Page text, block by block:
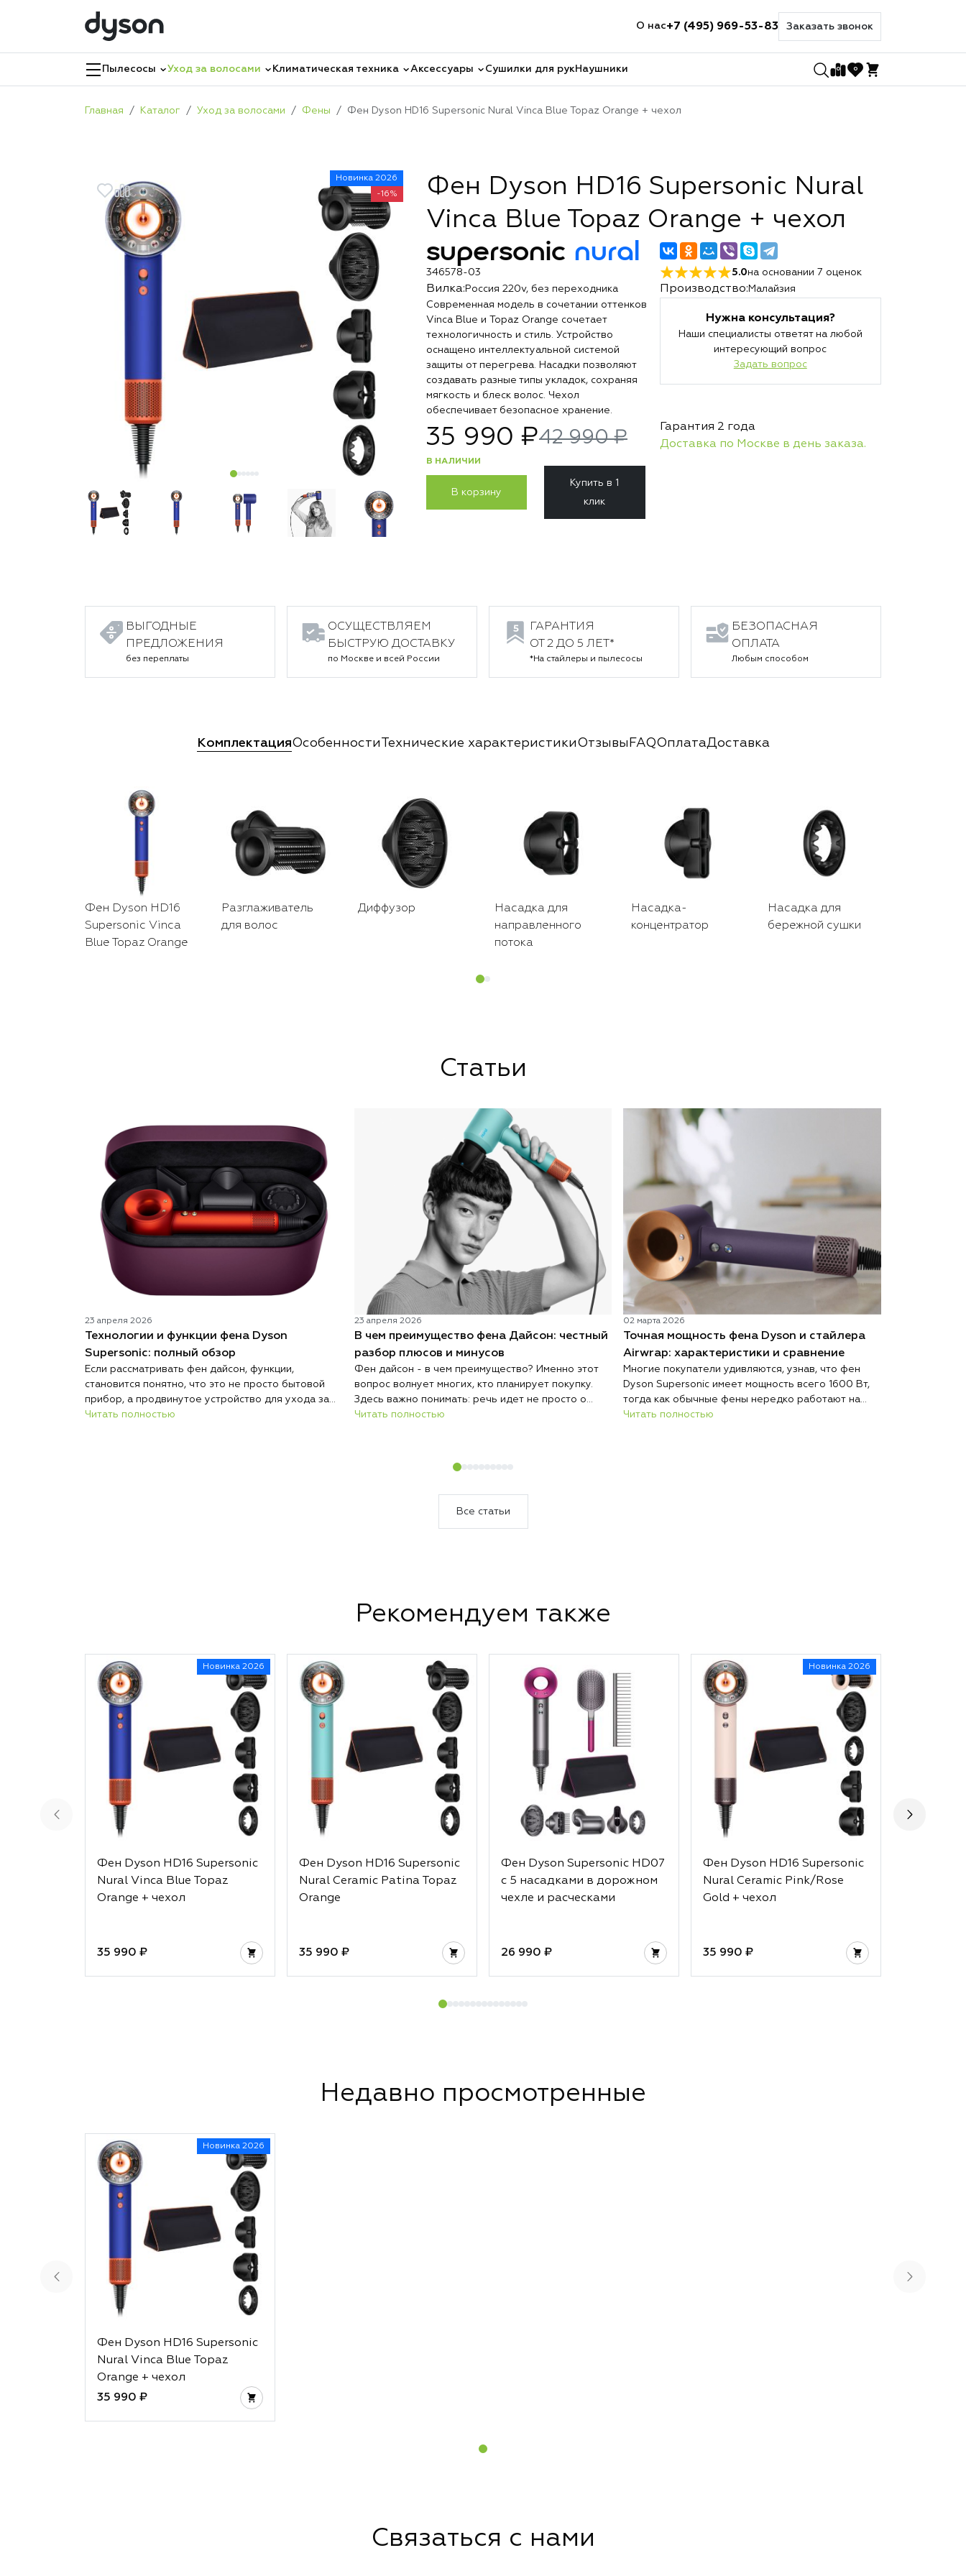
О нас+7 (495) 969-53-83 Заказать звонок
Пылесосы Уход за волосами Климатическая техника Аксессуары Сушилки для рукНаушники 0 0
Главная Каталог Уход за волосами Фены Фен Dyson HD16 Supersonic Nural Vinca Blue Topaz Orange + чехол
Новинка 2026
-16%
Фен Dyson HD16 Supersonic Nural
Vinca Blue Topaz Orange + чехол
supersonic nural
346578-03 5.0на основании 7 оценок
Вилка: Россия 220v, без переходника Производство: Малайзия
Современная модель в сочетании оттенков
Vinca Blue и Topaz Orange сочетает
технологичность и стиль. Устройство
оснащено интеллектуальной системой
защиты от перегрева. Насадки позволяют
создавать разные типы укладок, сохраняя
мягкость и блеск волос. Чехол
обеспечивает безопасное хранение.
Нужна консультация?
Наши специалисты ответят на любой
интересующий вопрос
Задать вопрос
Гарантия 2 года
Доставка по Москве в день заказа.
35 990 ₽42 990 ₽
В НАЛИЧИИ
В корзину
Купить в 1
клик
ВЫГОДНЫЕ
ПРЕДЛОЖЕНИЯ
без переплаты
ОСУЩЕСТВЛЯЕМ
БЫСТРУЮ ДОСТАВКУ
по Москве и всей России
ГАРАНТИЯ
ОТ 2 ДО 5 ЛЕТ*
*На стайлеры и пылесосы
БЕЗОПАСНАЯ
ОПЛАТА
Любым способом
КомплектацияОсобенностиТехнические характеристикиОтзывы FAQОплатаДоставка
Фен Dyson HD16
Supersonic Vinca
Blue Topaz Orange
Разглаживатель
для волос
Диффузор
Насадка для
направленного
потока
Насадка-
концентратор
Насадка для
бережной сушки
Статьи
23 апреля 2026
Технологии и функции фена Dyson
Supersonic: полный обзор
Если рассматривать фен дайсон, функции,
становится понятно, что это не просто бытовой
прибор, а продвинутое устройство для ухода за
волосами. Современный фен сочетает в себе
Читать полностью
23 апреля 2026
В чем преимущество фена Дайсон: честный
разбор плюсов и минусов
Фен дайсон - в чем преимущество? Именно этот
вопрос волнует многих, кто планирует покупку.
Здесь важно понимать: речь идет не просто о
дорогом гаджете, а о технологичном инструменте
часто выбирают как профессионалы, так и
Читать полностью
02 марта 2026
Точная мощность фена Dyson и стайлера
Airwrap: характеристики и сравнение
Многие покупатели удивляются, узнав, что фен
Dyson Supersonic имеет мощность всего 1600 Вт,
тогда как обычные фены нередко работают на
2000 Вт и выше. При этом при сопоставимых
Читать полностью
Все статьи
Рекомендуем также
Новинка 2026
Фен Dyson HD16 Supersonic
Nural Vinca Blue Topaz
Orange + чехол
35 990 ₽
Фен Dyson HD16 Supersonic
Nural Ceramic Patina Topaz
Orange
35 990 ₽
Фен Dyson Supersonic HD07
с 5 насадками в дорожном
чехле и расческами
26 990 ₽
Новинка 2026
Фен Dyson HD16 Supersonic
Nural Ceramic Pink/Rose
Gold + чехол
35 990 ₽
Недавно просмотренные
Новинка 2026
Фен Dyson HD16 Supersonic
Nural Vinca Blue Topaz
Orange + чехол
35 990 ₽
Связаться с нами